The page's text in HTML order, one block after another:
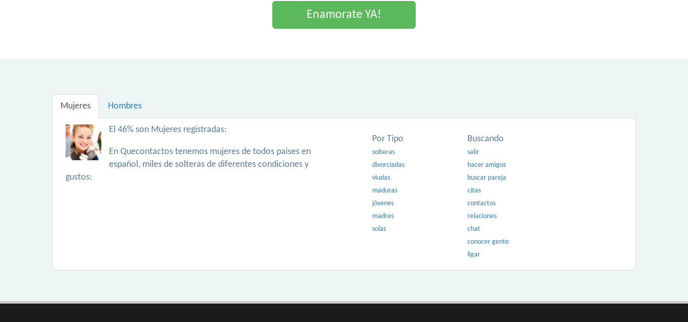
Enamorate YA!
Mujeres Hombres
El 46% son Mujeres registradas:
En Quecontactos tenemos mujeres de todos paises en
español, miles de solteras de diferentes condiciones y
gustos:
Por Tipo
solteras
divorciadas
viudas
maduras
jóvenes
madres
solas
Buscando
salir
hacer amigos
buscar pareja
citas
contactos
relaciones
chat
conocer gente
ligar